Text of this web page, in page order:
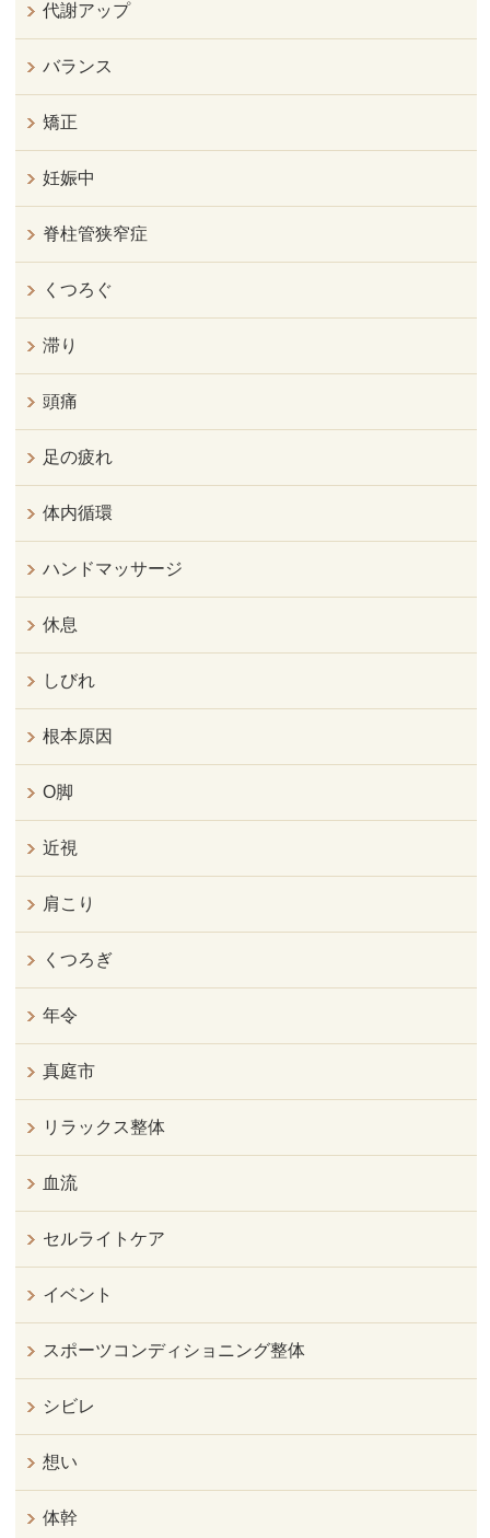
代謝アップ
バランス
矯正
妊娠中
脊柱管狭窄症
くつろぐ
滞り
頭痛
足の疲れ
体内循環
ハンドマッサージ
休息
しびれ
根本原因
O脚
近視
肩こり
くつろぎ
年令
真庭市
リラックス整体
血流
セルライトケア
イベント
スポーツコンディショニング整体
シビレ
想い
体幹